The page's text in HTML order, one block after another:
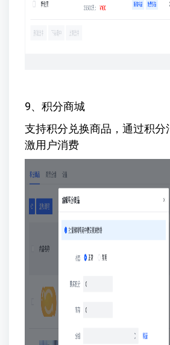
9、积分商城
支持积分兑换商品，通过积分
激用户消费